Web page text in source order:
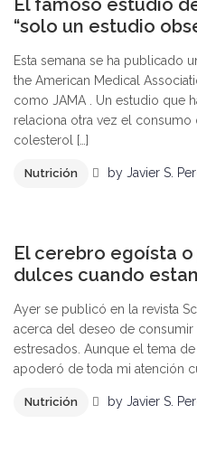
El famoso estudio
“solo un estudio
Esta semana se ha publicado
the American Medical
como JAMA . Un estudio que
relaciona otra vez el
colesterol […]
Nutrición by Javier S.
El cerebro egoísta
dulces cuando
Ayer se publicó en la revista
acerca del deseo de
estresados. Aunque el tema
apoderó de toda mi atención
Nutrición by Javier S.